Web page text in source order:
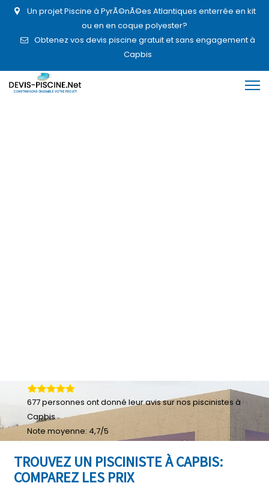
Un projet Piscine à PyrÃ©nÃ©es Atlantiques enterrée en kit
ou en en coque polyester?
Obtenez vos devis piscine gratuit et sans engagement à
Capbis
TROUVEZ UN PISCINISTE À CAPBIS:
COMPAREZ LES PRIX
677personnes ont donné leuravis sur nos piscinistes à
Capbis
Note moyenne: 4,7/5